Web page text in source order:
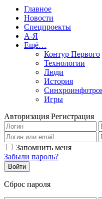
Главное
Новости
Спецпроекты
А-Я
Ещё…
Контур Первого
Технологии
Люди
История
Игры
Авторизация Регистрация
Запомнить меня
Забыли пароль?
Сброс пароля